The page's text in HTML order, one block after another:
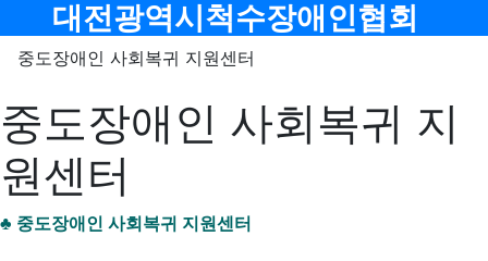
메뉴
대전광역시척수장애인협회
중도장애인 사회복귀 지원센터
중도장애인 사회복귀 지
원센터
♣ 중도장애인 사회복귀 지원센터